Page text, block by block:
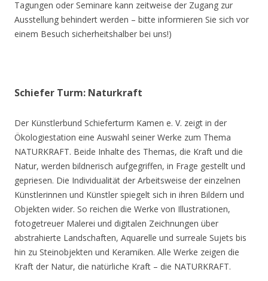
Tagungen oder Seminare kann zeitweise der Zugang zur
Ausstellung behindert werden – bitte informieren Sie sich vor
einem Besuch sicherheitshalber bei uns!)
Schiefer Turm: Naturkraft
Der Künstlerbund Schieferturm Kamen e. V. zeigt in der
Ökologiestation eine Auswahl seiner Werke zum Thema
NATURKRAFT. Beide Inhalte des Themas, die Kraft und die
Natur, werden bildnerisch aufgegriffen, in Frage gestellt und
gepriesen. Die Individualität der Arbeitsweise der einzelnen
Künstlerinnen und Künstler spiegelt sich in ihren Bildern und
Objekten wider. So reichen die Werke von Illustrationen,
fotogetreuer Malerei und digitalen Zeichnungen über
abstrahierte Landschaften, Aquarelle und surreale Sujets bis
hin zu Steinobjekten und Keramiken. Alle Werke zeigen die
Kraft der Natur, die natürliche Kraft – die NATURKRAFT.